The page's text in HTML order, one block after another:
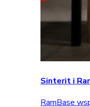
Sinterit i
RamBase